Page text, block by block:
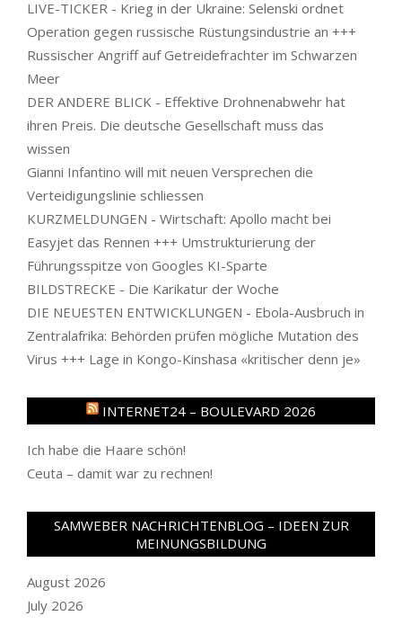
LIVE-TICKER - Krieg in der Ukraine: Selenski ordnet
Operation gegen russische Rüstungsindustrie an +++
Russischer Angriff auf Getreidefrachter im Schwarzen
Meer
DER ANDERE BLICK - Effektive Drohnenabwehr hat
ihren Preis. Die deutsche Gesellschaft muss das
wissen
Gianni Infantino will mit neuen Versprechen die
Verteidigungslinie schliessen
KURZMELDUNGEN - Wirtschaft: Apollo macht bei
Easyjet das Rennen +++ Umstrukturierung der
Führungsspitze von Googles KI-Sparte
BILDSTRECKE - Die Karikatur der Woche
DIE NEUESTEN ENTWICKLUNGEN - Ebola-Ausbruch in
Zentralafrika: Behörden prüfen mögliche Mutation des
Virus +++ Lage in Kongo-Kinshasa «kritischer denn je»
INTERNET24 – BOULEVARD 2026
Ich habe die Haare schön!
Ceuta – damit war zu rechnen!
SAMWEBER NACHRICHTENBLOG – IDEEN ZUR
MEINUNGSBILDUNG
August 2026
July 2026